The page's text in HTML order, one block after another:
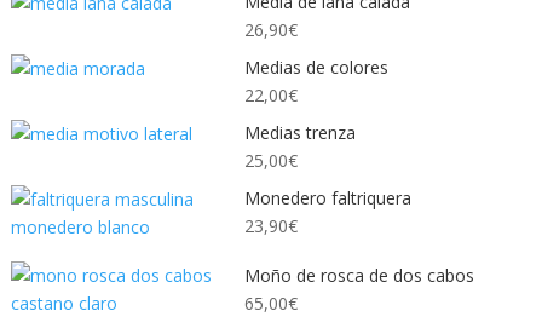
26,90€
Medias de colores
22,00€
Medias trenza
25,00€
Monedero faltriquera
23,90€
Moño de rosca de dos cabos
65,00€